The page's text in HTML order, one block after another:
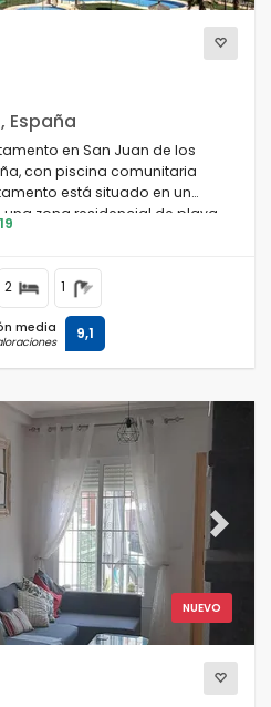
España
en San Juan de los
con piscina comunitaria
está situado en un
zona residencial de playa,
supermercados y una
2 1
media 9,1
NUEVO
Next